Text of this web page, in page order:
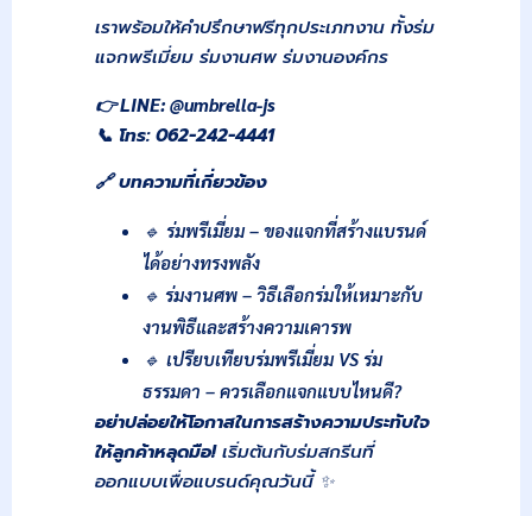
เราพร้อมให้คำปรึกษาฟรีทุกประเภทงาน ทั้งร่ม
แจกพรีเมี่ยม ร่มงานศพ ร่มงานองค์กร
👉 LINE: @umbrella-js
📞 โทร: 062-242-4441
🔗บทความที่เกี่ยวข้อง
🔹ร่มพรีเมี่ยม – ของแจกที่สร้างแบรนด์
ได้อย่างทรงพลัง
🔹 ร่มงานศพ – วิธีเลือกร่มให้เหมาะกับ
งานพิธีและสร้างความเคารพ
🔹เปรียบเทียบร่มพรีเมี่ยม VS ร่ม
ธรรมดา – ควรเลือกแจกแบบไหนดี?
อย่าปล่อยให้โอกาสในการสร้างความประทับใจ
ให้ลูกค้าหลุดมือ!เริ่มต้นกับร่มสกรีนที่
ออกแบบเพื่อแบรนด์คุณวันนี้ ✨